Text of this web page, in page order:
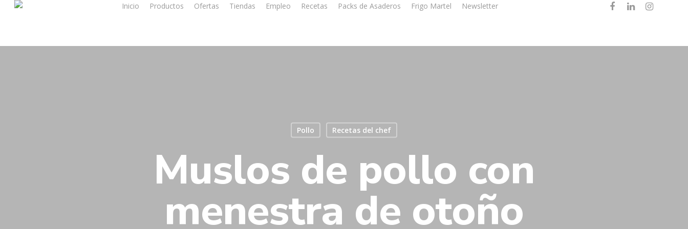
Inicio Productos Ofertas Tiendas Empleo Recetas Packs de Asaderos Frigo Martel Newsletter
Pollo Recetas del chef
Muslos de pollo con
menestra de otoño